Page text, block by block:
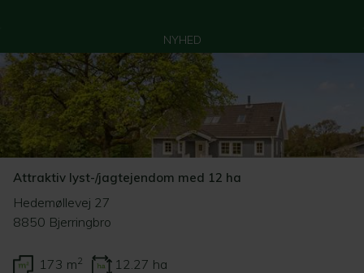
NYHED
Attraktiv lyst-/jagtejendom med 12 ha
Hedemøllevej 27
8850 Bjerringbro
173 m2 12.27 ha